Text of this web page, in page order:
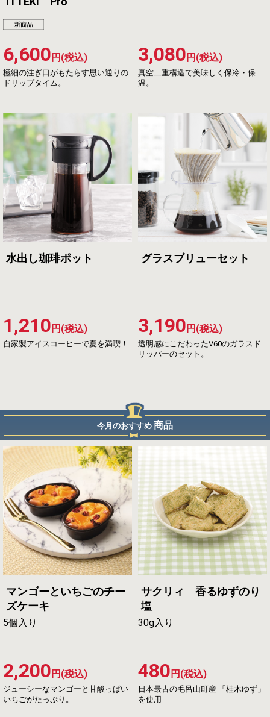
極細の注ぎ口がもたらす思い通りの
ドリップタイム。
6,600 円(税込)
真空二重構造で美味しく保冷・保
温。
3,080 円(税込)
水出し珈琲ポット
自家製アイスコーヒーで夏を満喫！
1,210 円(税込)
グラスブリューセット
透明感にこだわったV60のガラスド
リッパーのセット。
3,190 円(税込)
今月のおすすめ 商品
マンゴーといちごのチー
ズケーキ
5個入り
ジューシーなマンゴーと甘酸っぱい
いちごがたっぷり。
2,200 円(税込)
サクリィ 香るゆずのり
塩
30g入り
日本最古の毛呂山町産 「桂木ゆず」
を使用
480 円(税込)